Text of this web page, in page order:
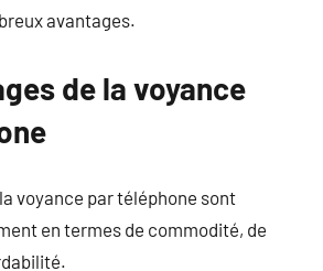
avantages.
de la voyance
voyance par téléphone sont
en termes de commodité, de